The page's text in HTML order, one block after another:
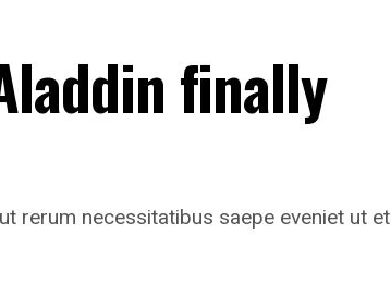
finally
rerum necessitatibus saepe eveniet ut et